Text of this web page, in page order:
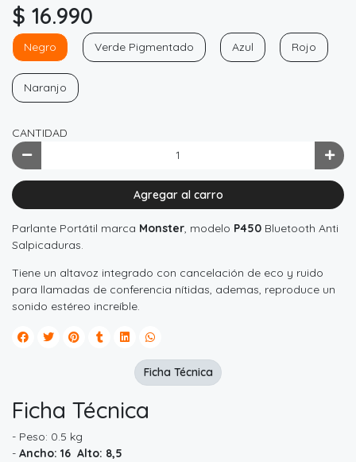
$ 16.990
Negro Verde Pigmentado Azul Rojo
Naranjo
CANTIDAD
Agregar al carro
Parlante Portátil marca Monster, modelo P450 Bluetooth Anti
Salpicaduras.
Tiene un altavoz integrado con cancelación de eco y ruido
para llamadas de conferencia nítidas, ademas, reproduce un
sonido estéreo increíble.
Ficha Técnica
- Peso: 0.5 kg
- Ancho: 16 Alto: 8,5
Ficha Técnica